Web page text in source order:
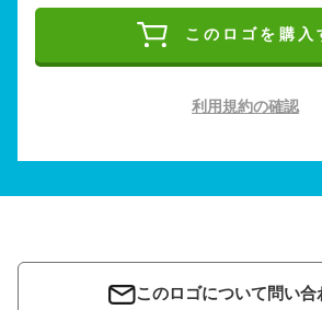
このロゴを購入
利用規約の確認
このロゴについて問い合